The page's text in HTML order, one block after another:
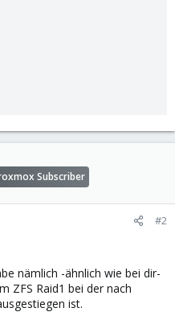
Subscriber
#2
nämlich -ähnlich wie bei dir-
ZFS Raid1 bei der nach
ist.